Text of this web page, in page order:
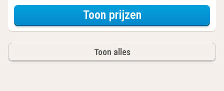
Toon prijzenvoor Beleef de
Toon alles